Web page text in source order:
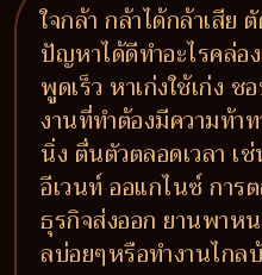
ใจกล้า กล้าได้กล้าเสีย
ปัญหาได้ดีทำอะไรคล่อ
พูดเร็ว หาเก่งใช้เก่ง
งานที่ทำต้องมีความท้า
นิ่ง ตื่นตัวตลอดเวลา เ
อีเวนท์ ออแกไนซ์ การ
ธุรกิจส่งออก ยานพาห
ลบ่อยๆหรือทำงานไกล